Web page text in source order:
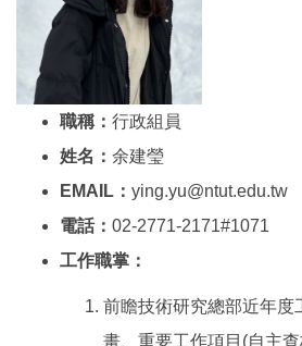
職稱： 行政組員
姓名： 余建瑩
EMAIL： ying.yu@ntut.edu.tw
電話： 02-2771-2171#1071
工作職掌：
前瞻技術研究總部近年度
畫、重要工作項目(自主